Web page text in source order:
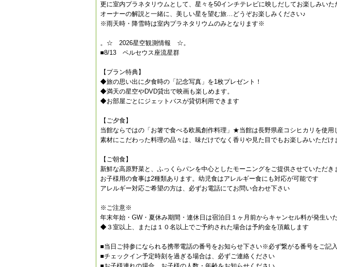
更に室内プラネタリウムとして、星々を50インチテレビに映しだしてお楽しみいた
オーナーの解説と一緒に、美しい星を望む旅…どうぞお楽しみください♪
※雨天時・降雪時は室内プラネタリウムのみとなります※
。☆ 2026星空観測情報 ☆。
■8/13 ペルセウス座流星群
【プラン特典】
◆旅の思い出に夕食時の「記念写真」を1枚プレゼント！
◆満天の星空やDVD貸出で映画も楽しめます。
◆お部屋ごとにジェットバスが貸切利用できます
【ご夕食】
当館ならではの「お箸で食べる欧風創作料理」★当館は長野県産コシヒカリを使用
素材にこだわった料理の品々は、味だけでなく香りや見た目でもお楽しみいただけ
【ご朝食】
新鮮な高原野菜と、ふっくらパンを中心としたモーニングをご提供させていただき
お子様用の食事は2種類あります。幼児食はアレルギー食にも対応が可能です
アレルギー対応ご希望の方は、必ずお電話にてお問い合わせ下さい
※ご注意※
年末年始・GW・夏休み期間・連休日は宿泊日１ヶ月前からキャンセル料が発生い
◆３室以上、または１０名以上でご予約された場合は予約金を頂戴します
■当日ご持参になられる携帯電話の番号をお知らせ下さい※必ず繋がる番号をご記
■チェックイン予定時刻を過ぎる場合は、必ずご連絡ください